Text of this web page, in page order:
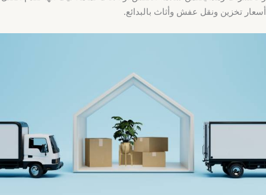
أسعار تخزين ونقل عفش وأثاث بالبدائع.